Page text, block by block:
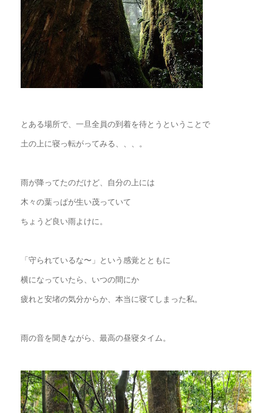
とある場所で、一旦全員の到着を待とうということで
土の上に寝っ転がってみる、、、。
雨が降ってたのだけど、自分の上には
木々の葉っぱが生い茂っていて
ちょうど良い雨よけに。
「守られているな〜」という感覚とともに
横になっていたら、いつの間にか
疲れと安堵の気分からか、本当に寝てしまった私。
雨の音を聞きながら、最高の昼寝タイム。